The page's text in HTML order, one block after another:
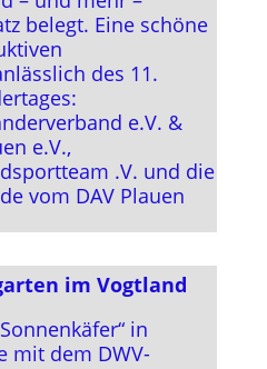
belegt. Eine schöne
des 11.
e.V. &
e.V.,
.V. und die
vom DAV Plauen
im Vogtland
in
mit dem DWV-